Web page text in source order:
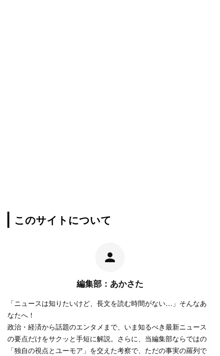
このサイトについて
編集部：あかさた
「ニュースは知りたいけど、長文を読む時間がない…」そんなあ
なたへ！
政治・経済から話題のエンタメまで、いま知るべき最新ニュース
の要点だけをサクッと手短に解説。さらに、当編集部ならではの
「独自の視点とユーモア」を交えた考察で、ただの事実の羅列で